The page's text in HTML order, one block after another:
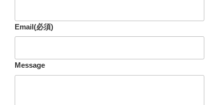
Email(必須)
Message